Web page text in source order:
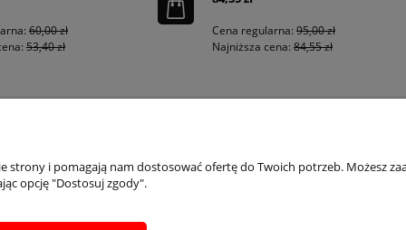
60,00 zł
53,40 zł
Cena regularna: 95,00 zł
Najniższa cena: 84,55 zł
Dostępne formy płatości
strony i pomagają nam dostosować ofertę do Twoich potrzeb. Możesz
opcję "Dostosuj zgody".